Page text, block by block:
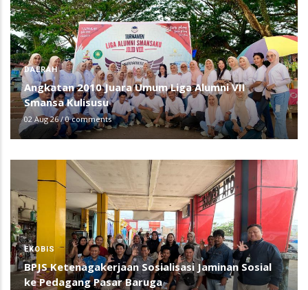
DAERAH
Angkatan 2010 Juara Umum Liga Alumni VII
Smansa Kulisusu
02 Aug 26/0 comments
EKOBIS
BPJS Ketenagakerjaan Sosialisasi Jaminan Sosial
ke Pedagang Pasar Baruga